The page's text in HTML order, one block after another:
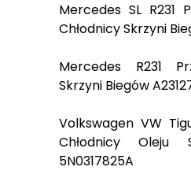
Mercedes SL R231
Chłodnicy Skrzyni
Mercedes R231
Skrzyni Biegów
Volkswagen VW
Chłodnicy Oleju
5N0317825A